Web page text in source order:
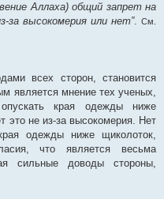
Аллаха) общий запрет на
за высокомерия или нет”. См.
всех сторон, становится
является мнение тех ученых,
края одежды ниже
это не из-за высокомерия. Нет
одежды ниже щиколоток,
что является весьма
сильные доводы стороны,